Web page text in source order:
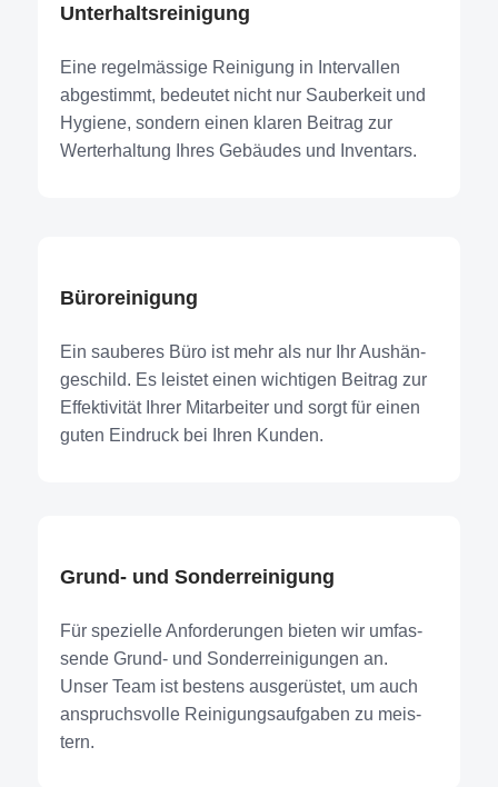
Unter­halts­rei­ni­gung
Eine regel­mäs­si­ge Rei­ni­gung in Inter­val­len
abge­stimmt, bedeu­tet nicht nur Sau­ber­keit und
Hygie­ne, son­dern einen kla­ren Bei­trag zur
Wert­erhal­tung Ihres Gebäu­des und Inven­tars.
Büro­rei­ni­gung
Ein sau­be­res Büro ist mehr als nur Ihr Aus­hän­
ge­schild. Es leis­tet einen wich­ti­gen Bei­trag zur
Effek­ti­vi­tät Ihrer Mit­ar­bei­ter und sorgt für einen
guten Ein­druck bei Ihren Kun­den.
Grund- und Son­der­rei­ni­gung
Für spe­zi­el­le Anfor­de­run­gen bie­ten wir umfas­
sen­de Grund- und Sonder­reinigungen an.
Unser Team ist bes­tens aus­ge­rüs­tet, um auch
anspruchs­vol­le Rei­ni­gungs­auf­ga­ben zu meis­
tern.